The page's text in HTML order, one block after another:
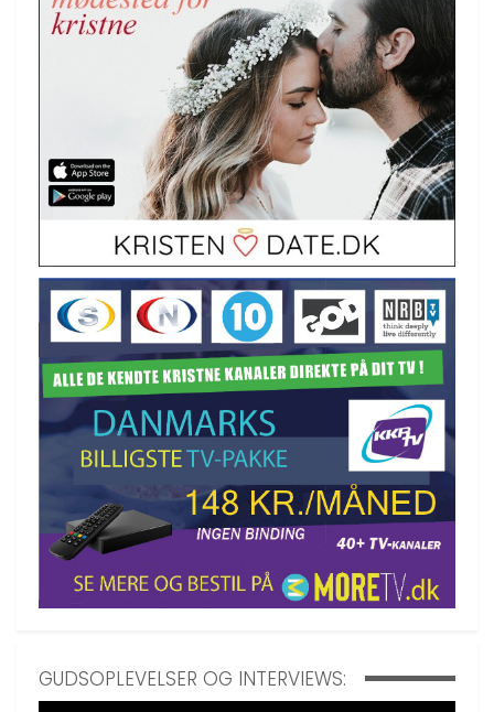
GUDSOPLEVELSER OG INTERVIEWS: